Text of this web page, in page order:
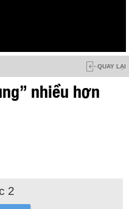
QUAY LẠI
nhiều hơn
2